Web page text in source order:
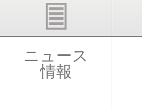
ニュース
情報